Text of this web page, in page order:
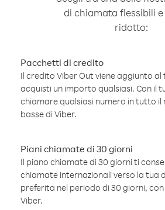
di chiamata flessibili
ridotto:
Pacchetti di credito
Il credito Viber Out viene aggiunto
acquisti un importo qualsiasi. Con il
chiamare qualsiasi numero in tutto
basse di Viber.
Piani chiamate di 30 giorni
Il piano chiamate di 30 giorni ti
chiamate internazionali verso la tua
preferita nel periodo di 30 giorni,
Viber.